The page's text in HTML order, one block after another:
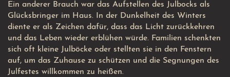
Ein anderer Brauch war das Aufstellen des Julbocks als
Glücksbringer im Haus. In der Dunkelheit des Winters
diente er als Zeichen dafür, dass das Licht zurückkehren
und das Leben wieder erblühen würde. Familien schenkten
sich oft kleine Julböcke oder stellten sie in den Fenstern
auf, um das Zuhause zu schützen und die Segnungen des
Julfestes willkommen zu heißen.